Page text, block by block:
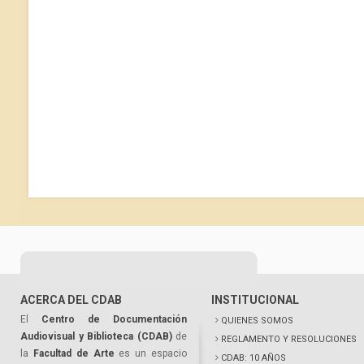
ACERCA DEL CDAB
El Centro de Documentación
Audiovisual y Biblioteca (CDAB)de
la
Facultad de Arte es un espacio
INSTITUCIONAL
QUIENES SOMOS
REGLAMENTO Y RESOLUCIONES
CDAB: 10 AÑOS